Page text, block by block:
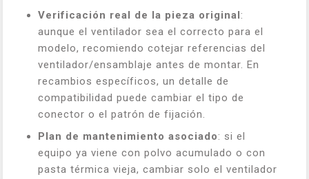
Verificación real de la pieza original:
aunque el ventilador sea el correcto para el
modelo, recomiendo cotejar referencias del
ventilador/ensamblaje antes de montar. En
recambios específicos, un detalle de
compatibilidad puede cambiar el tipo de
conector o el patrón de fijación.
Plan de mantenimiento asociado: si el
equipo ya viene con polvo acumulado o con
pasta térmica vieja, cambiar solo el ventilador